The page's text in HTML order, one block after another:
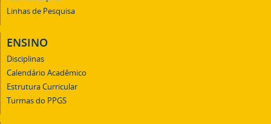
Linhas de Pesquisa
ENSINO
Disciplinas
Calendário Acadêmico
Estrutura Curricular
Turmas do PPGS